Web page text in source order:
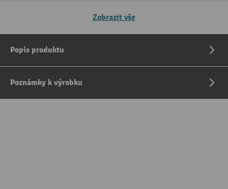
Zobrazit vše
Popis produktu
Poznámky k výrobku